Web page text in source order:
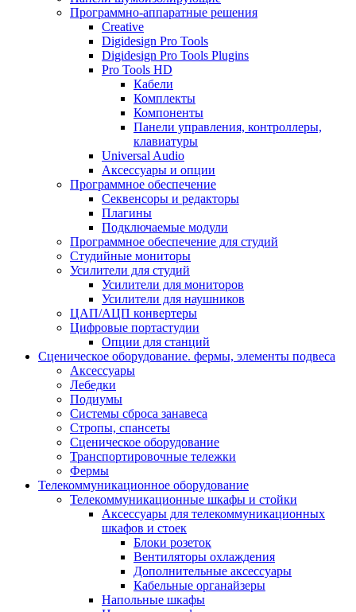
Программно-аппаратные решения
Creative
Digidesign Pro Tools
Digidesign Pro Tools Plugins
Pro Tools HD
Кабели
Комплекты
Компоненты
Панели управления, контроллеры,
клавиатуры
Universal Audio
Аксессуары и опции
Программное обеспечение
Cеквенсоры и редакторы
Плагины
Подключаемые модули
Программное обеспечение для студий
Студийные мониторы
Усилители для студий
Усилители для мониторов
Усилители для наушников
ЦАП/АЦП конвертеры
Цифровые портастудии
Опции для станций
Сценическое оборудование. фермы, элементы подвеса
Аксессуары
Лебедки
Подиумы
Системы сброса занавеса
Стропы, спансеты
Сценическое оборудование
Транспортировочные тележки
Фермы
Телекоммуникационное оборудование
Телекоммуникационные шкафы и стойки
Аксессуары для телекоммуникационных
шкафов и стоек
Блоки розеток
Вентиляторы охлаждения
Дополнительные аксессуары
Кабельные органайзеры
Напольные шкафы